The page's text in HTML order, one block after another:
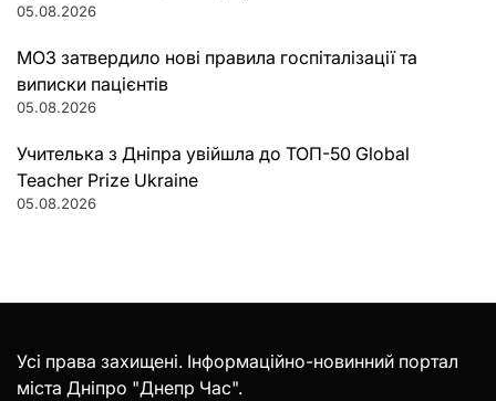
05.08.2026
МОЗ затвердило нові правила госпіталізації та
виписки пацієнтів
05.08.2026
Учителька з Дніпра увійшла до ТОП-50 Global
Teacher Prize Ukraine
05.08.2026
Усі права захищені. Інформаційно-новинний портал
міста Дніпро "Днепр Час".